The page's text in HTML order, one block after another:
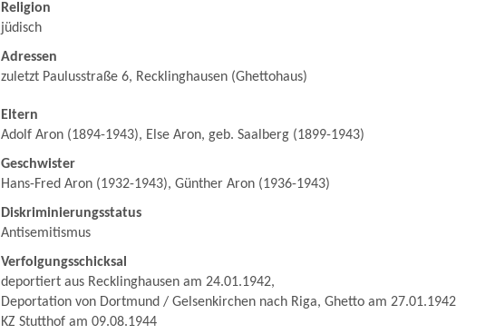
Religion
jüdisch
Adressen
zuletzt Paulusstraße 6, Recklinghausen (Ghettohaus)
Eltern
Adolf Aron (1894-1943), Else Aron, geb. Saalberg (1899-1943)
Geschwister
Hans-Fred Aron (1932-1943), Günther Aron (1936-1943)
Diskriminierungsstatus
Antisemitismus
Verfolgungsschicksal
deportiert aus Recklinghausen am 24.01.1942,
Deportation von Dortmund / Gelsenkirchen nach Riga, Ghetto am 27.01.1942
KZ Stutthof am 09.08.1944